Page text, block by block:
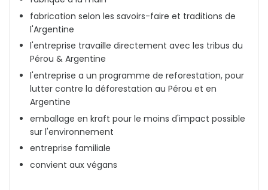
fabrication selon les savoirs-faire et traditions de
l'Argentine
l'entreprise travaille directement avec les tribus du
Pérou & Argentine
l'entreprise a un programme de reforestation, pour
lutter contre la déforestation au Pérou et en
Argentine
emballage en kraft pour le moins d'impact possible
sur l'environnement
entreprise familiale
convient aux végans